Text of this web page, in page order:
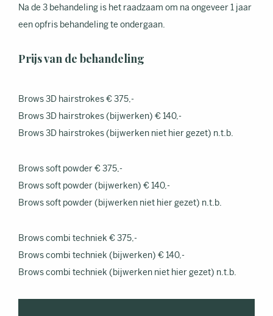
Na de 3 behandeling is het raadzaam om na ongeveer 1 jaar
een opfris behandeling te ondergaan.
Prijs van de behandeling
Brows 3D hairstrokes € 375,-
Brows 3D hairstrokes (bijwerken) € 140,-
Brows 3D hairstrokes (bijwerken niet hier gezet) n.t.b.
Brows soft powder € 375,-
Brows soft powder (bijwerken) € 140,-
Brows soft powder (bijwerken niet hier gezet) n.t.b.
Brows combi techniek € 375,-
Brows combi techniek (bijwerken) € 140,-
Brows combi techniek (bijwerken niet hier gezet) n.t.b.